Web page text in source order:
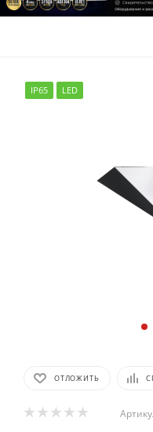
IP65 LED
ОТЛОЖИТЬ